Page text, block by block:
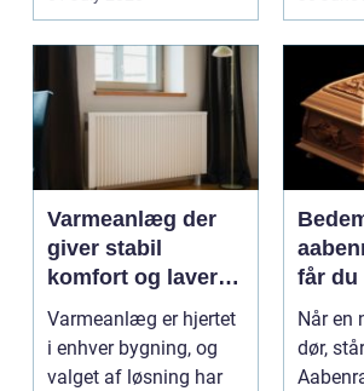
Varmeanlæg der
giver stabil
komfort og lavere
energiregning
Varmeanlæg er hjertet
i enhver bygning, og
valget af løsning har
aabenraa
får
Når en
dør,